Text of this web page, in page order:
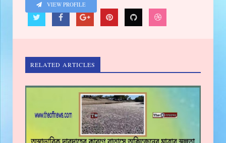
VIEW PROFILE
RELATED ARTICLES